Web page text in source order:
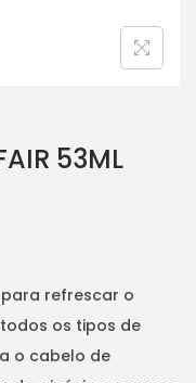
53ML
refrescar o
os tipos de
o cabelo de